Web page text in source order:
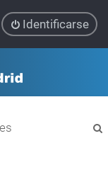
Identificarse